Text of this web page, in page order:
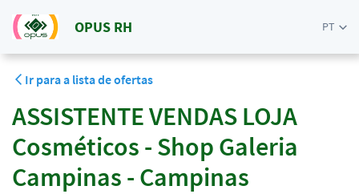
OPUS RH PT
Ir para a lista de ofertas
ASSISTENTE VENDAS LOJA
Cosméticos - Shop Galeria
Campinas - Campinas